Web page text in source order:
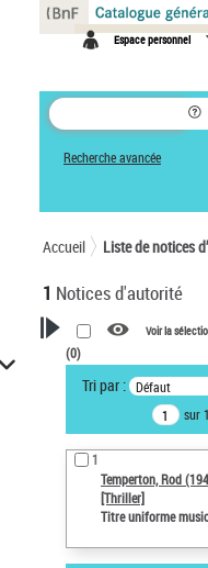
Espace personnel
Recherche avancée
Accueil Liste de notices
1 Notices d'autorité
VOTRE RECHERCHE
Recherche avancée
notices d’autorité
Œuvres liées à l'auteur :
Temperton, Rod
Auteur d’œuvre
Voir la
(0)
Tri par : Défaut
sur 1
1
Temperton, Rod
[Thriller]
Titre uniforme
Panneau de gestion des cookies